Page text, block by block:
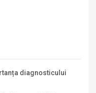
diagnosticului